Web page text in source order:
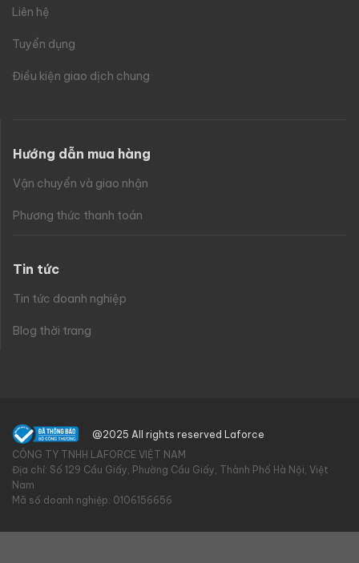
Liên hệ
Tuyển dụng
Điều kiện giao dịch chung
Hướng dẫn mua hàng
Vận chuyển và giao nhận
Phương thức thanh toán
Tin tức
Tin tức doanh nghiệp
Blog thời trang
@2025 All rights reserved Laforce
CÔNG TY TNHH LAFORCE VIỆT NAM
Địa chỉ: Số 129 Cầu Giấy, Phường Cầu Giấy, Thành Phố Hà Nội, Việt
Nam
Mã số doanh nghiệp: 0106156656